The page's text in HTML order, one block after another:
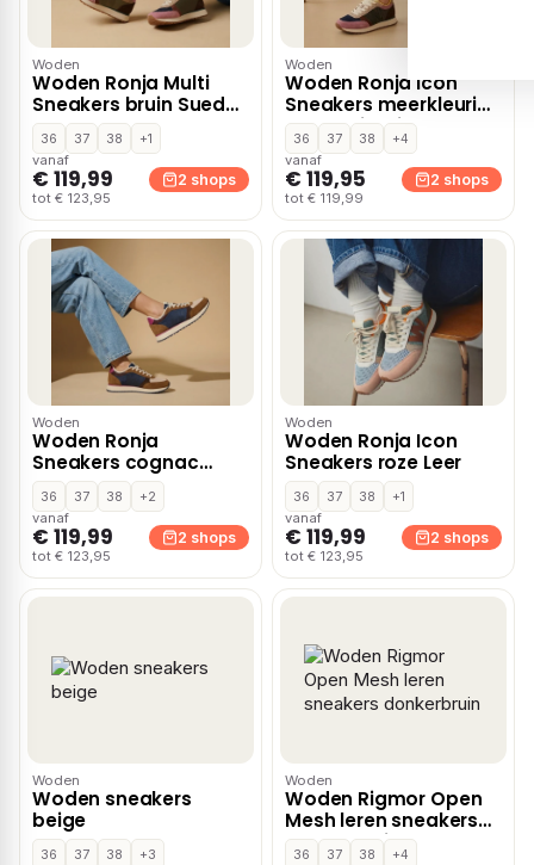
Woden
Woden Ronja Multi
Sneakers bruin Suede
– Groen
36 37 38
+1
vanaf
€ 119,99
tot € 123,95
2 shops
Woden
Woden Ronja Icon
Sneakers meerkleurig
– Combinatie
36 37 38
+4
vanaf
€ 119,95
tot € 119,99
2 shops
Woden
Woden Ronja
Sneakers cognac
Suede
36 37 38
+2
vanaf
€ 119,99
tot € 123,95
2 shops
Woden
Woden Ronja Icon
Sneakers roze Leer
36 37 38
+1
vanaf
€ 119,99
tot € 123,95
2 shops
Woden
Woden sneakers
beige
36 37 38
+3
Woden
Woden Rigmor Open
Mesh leren sneakers
donkerbruin
36 37 38
+4